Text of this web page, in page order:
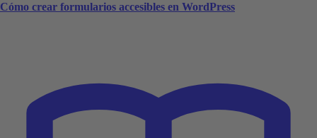
Cómo crear formularios accesibles en WordPress